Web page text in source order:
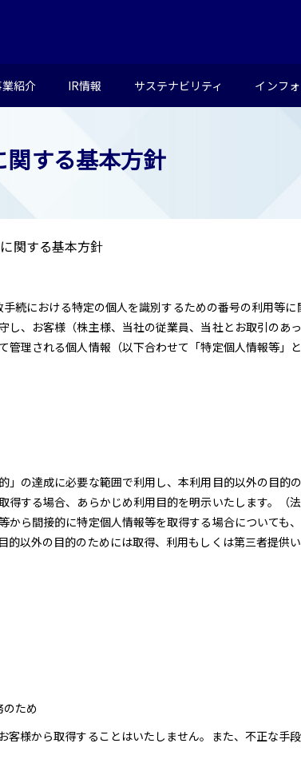
紹介 IR情報 サステナビリティ インフ
する基本⽅針
関する基本⽅針
続における特定の個人を識別するための番号の利用等
、お客様（株主様、当社の従業員、当社とお取引のあ
理される個人情報（以下合わせて「特定個人情報等
の達成に必要な範囲で利用し、本利用目的以外の目的
する場合、あらかじめ利用目的を明示いたします。
ら間接的に特定個人情報等を取得する場合についても
以外の目的のためには取得、利用もしくは第三者提供い
ため
様から取得することはいたしません。また、不正な手